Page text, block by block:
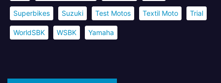
Superbikes Suzuki Test Motos Textil Moto Trial
WorldSBK WSBK Yamaha